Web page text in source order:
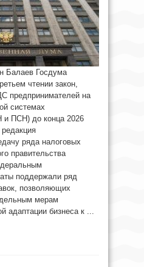
Балаев Госдума
чтении закон,
предпринимателей на
системах
и ПСН) до конца 2026
ряда налоговых
правительства
поддержали ряд
позволяющих
мерам
адаптации бизнеса к ...